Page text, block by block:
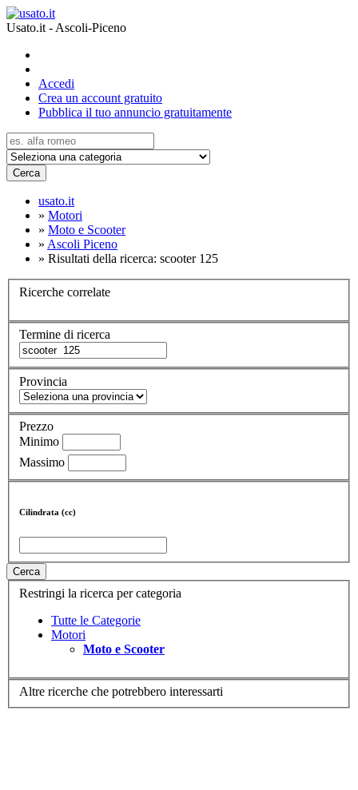
Usato.it - Ascoli-Piceno
Accedi
Crea un account gratuito
Pubblica il tuo annuncio gratuitamente
Cerca
usato.it
» Motori
» Moto e Scooter
» Ascoli Piceno
» Risultati della ricerca: scooter 125
Ricerche correlate
Termine di ricerca
Provincia
Prezzo
Minimo
Massimo
Cilindrata (cc)
Cerca
Restringi la ricerca per categoria
Tutte le Categorie
Motori
Moto e Scooter
Altre ricerche che potrebbero interessarti